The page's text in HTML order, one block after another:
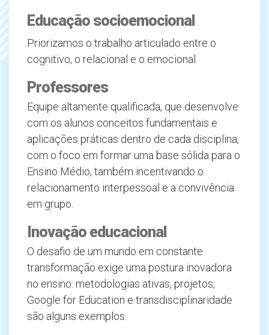
Educação socioemocional
Priorizamos o trabalho articulado entre o
cognitivo, o relacional e o emocional.
Professores
Equipe altamente qualificada, que desenvolve
com os alunos conceitos fundamentais e
aplicações práticas dentro de cada disciplina,
com o foco em formar uma base sólida para o
Ensino Médio, também incentivando o
relacionamento interpessoal e a convivência
em grupo.
Inovação educacional
O desafio de um mundo em constante
transformação exige uma postura inovadora
no ensino: metodologias ativas, projetos,
Google for Education e transdisciplinaridade
são alguns exemplos.